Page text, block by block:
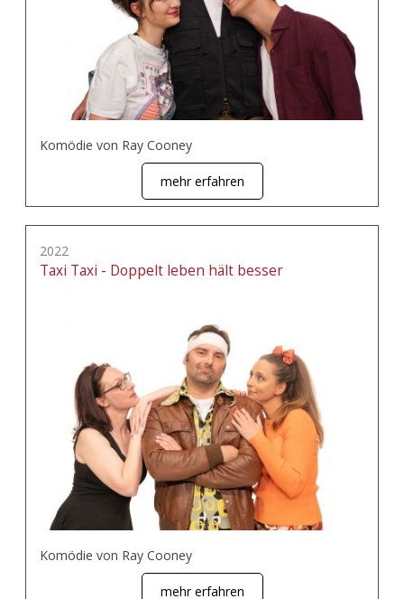
Komödie von Ray Cooney
mehr erfahren
2022
Taxi Taxi - Doppelt leben hält besser
Komödie von Ray Cooney
mehr erfahren